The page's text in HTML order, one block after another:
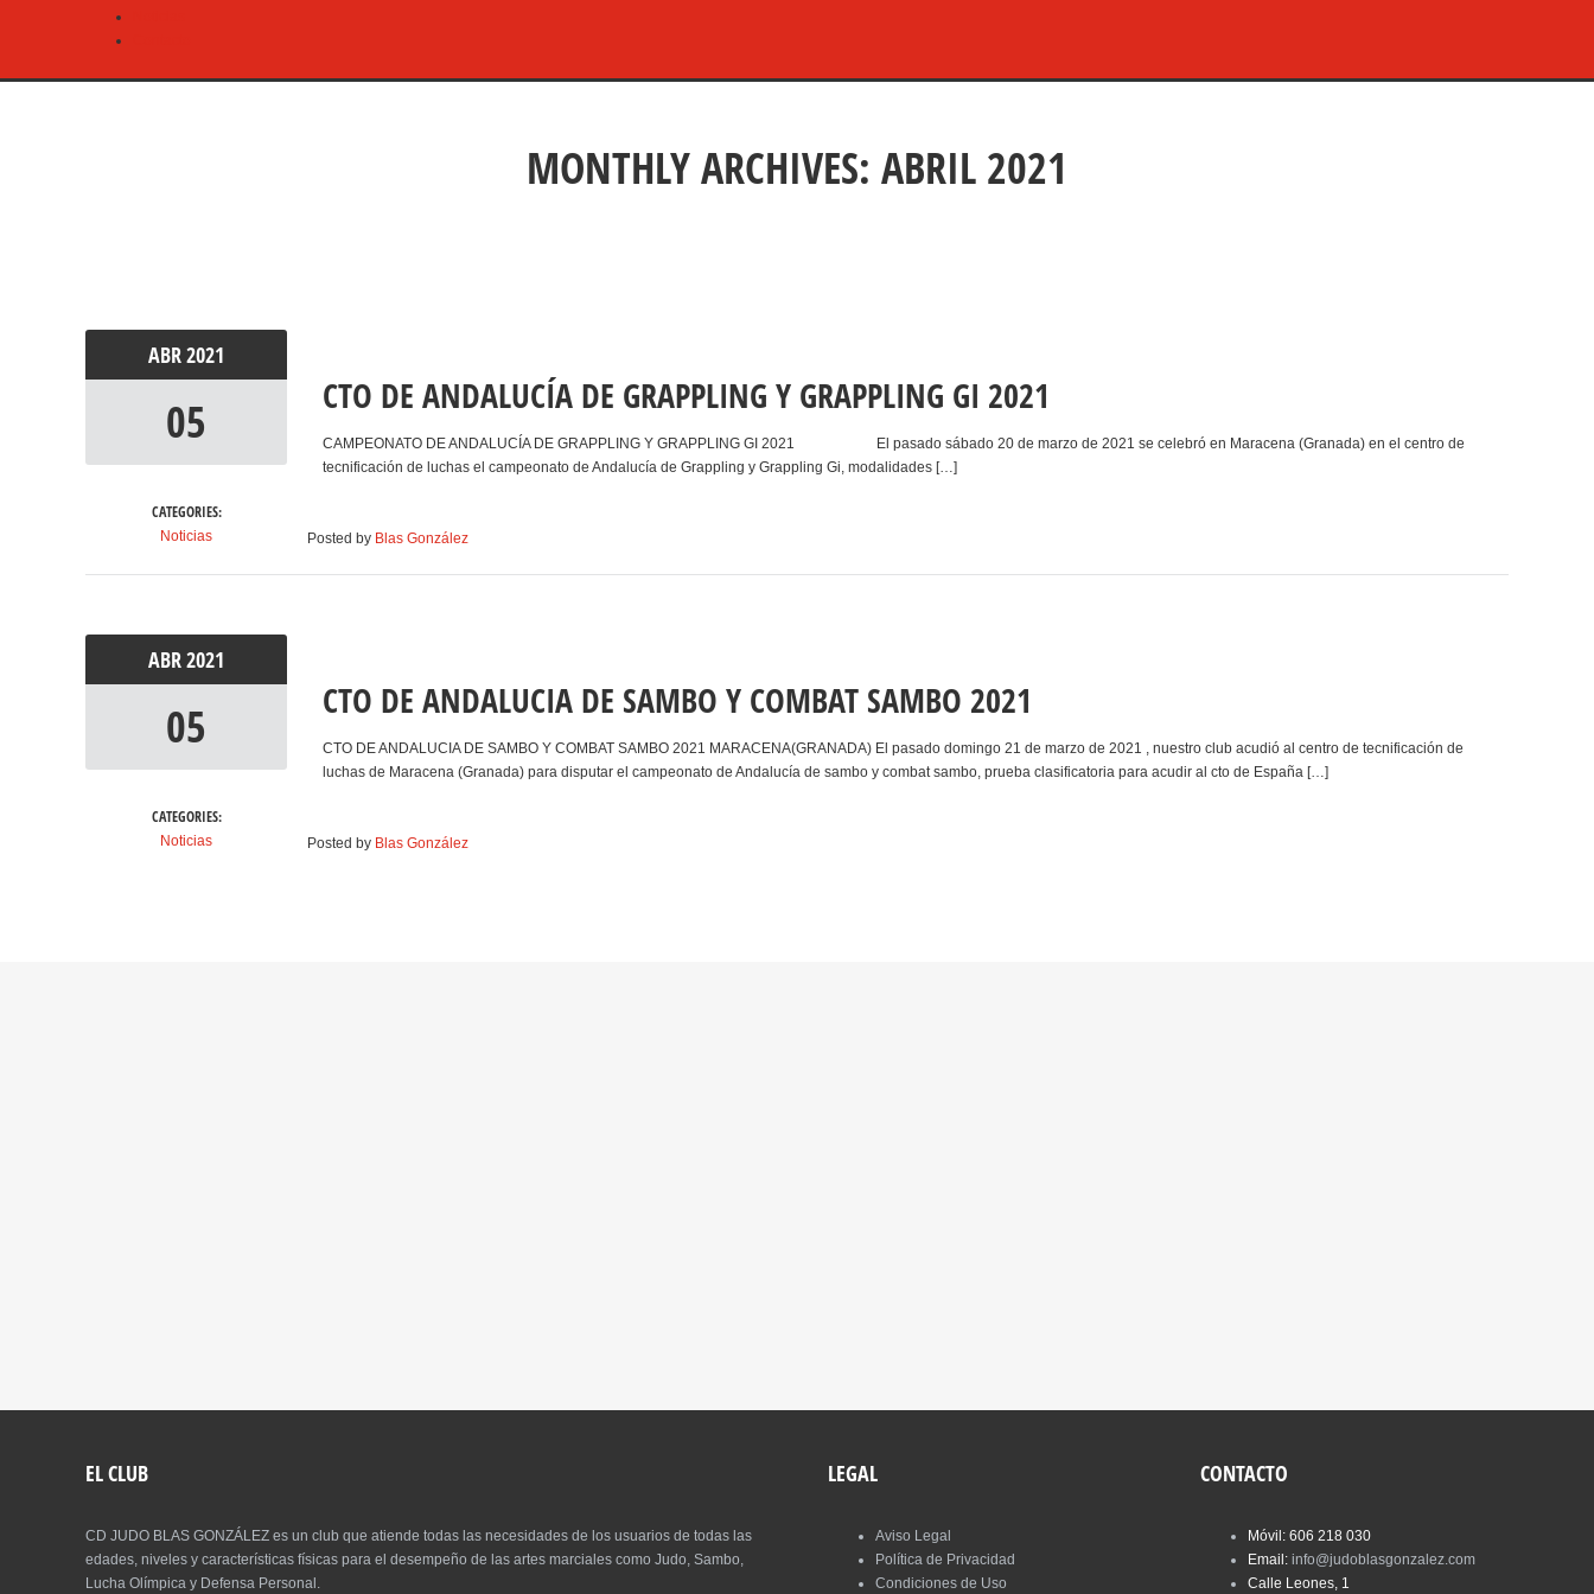
MONTHLY ARCHIVES: ABRIL 2021
ABR2021
05
CATEGORIES:
Noticias
CTO DE ANDALUCÍA DE GRAPPLING Y GRAPPLING GI 2021
CAMPEONATO DE ANDALUCÍA DE GRAPPLING Y GRAPPLING GI 2021 El pasado sábado 20 de marzo de 2021 se celebró en Maracena (Granada) en el centro de
tecnificación de luchas el campeonato de Andalucía de Grappling y Grappling Gi, modalidades […]
Posted by Blas González
ABR2021
05
CATEGORIES:
Noticias
CTO DE ANDALUCIA DE SAMBO Y COMBAT SAMBO 2021
CTO DE ANDALUCIA DE SAMBO Y COMBAT SAMBO 2021 MARACENA(GRANADA) El pasado domingo 21 de marzo de 2021 , nuestro club acudió al centro de tecnificación de
luchas de Maracena (Granada) para disputar el campeonato de Andalucía de sambo y combat sambo, prueba clasificatoria para acudir al cto de España […]
Posted by Blas González
EL CLUB
CD JUDO BLAS GONZÁLEZ es un club que atiende todas las necesidades de los usuarios de todas las
edades, niveles y características físicas para el desempeño de las artes marciales como Judo, Sambo,
Lucha Olímpica y Defensa Personal.
LEGAL
Aviso Legal
Política de Privacidad
Condiciones de Uso
CONTACTO
Móvil: 606 218 030
Email: info@judoblasgonzalez.com
Calle Leones, 1